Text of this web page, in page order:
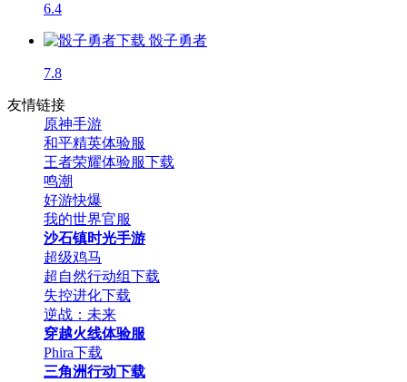
6.4
骰子勇者
7.8
友情链接
原神手游
和平精英体验服
王者荣耀体验服下载
鸣潮
好游快爆
我的世界官服
沙石镇时光手游
超级鸡马
超自然行动组下载
失控进化下载
逆战：未来
穿越火线体验服
Phira下载
三角洲行动下载